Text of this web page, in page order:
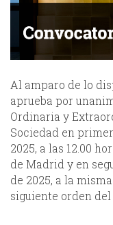
Al amparo de lo
aprueba por
Ordinaria y
Sociedad en
2025, a las 12.00
de Madrid y en
de 2025, a la
siguiente orden del